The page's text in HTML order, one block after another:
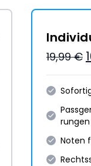
19,99 €
Noten